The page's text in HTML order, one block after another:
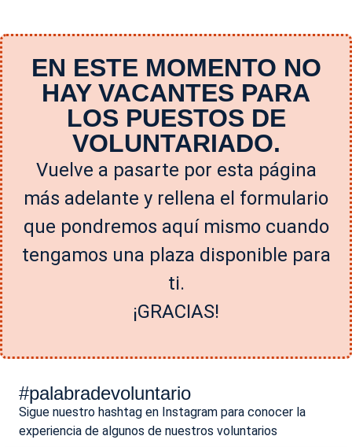
EN ESTE MOMENTO NO
HAY VACANTES PARA
LOS PUESTOS DE
VOLUNTARIADO.
Vuelve a pasarte por esta página
más adelante y rellena el formulario
que pondremos aquí mismo cuando
tengamos una plaza disponible para
ti.
¡GRACIAS!
#palabradevoluntario
Sigue nuestro hashtag en Instagram para conocer la
experiencia de algunos de nuestros voluntarios